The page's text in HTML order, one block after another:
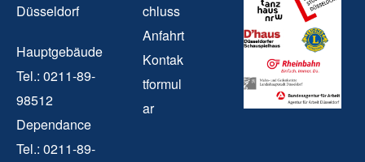
Düsseldorf
Hauptgebäude
Tel.: 0211-89-
98512
Dependance
Tel.: 0211-89-
chluss
Anfahrt
Kontak
tformul
ar